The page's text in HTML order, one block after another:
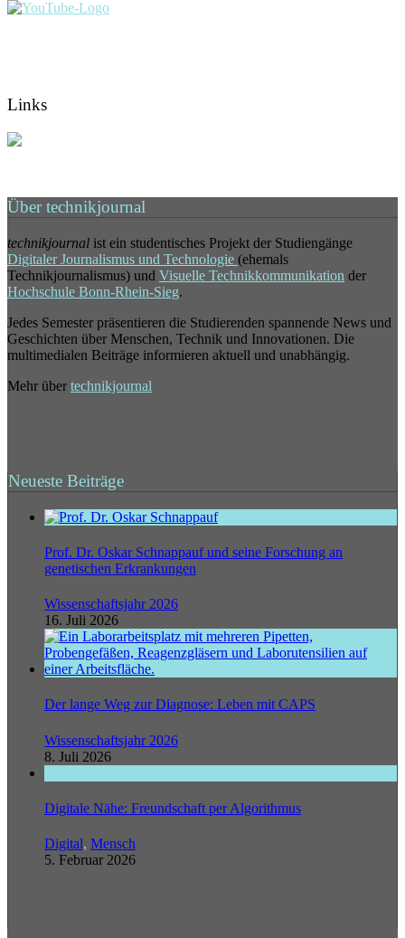
Links
Über technikjournal
technikjournal ist ein studentisches Projekt der Studiengänge
Digitaler Journalismus und Technologie (ehemals
Technikjournalismus) und Visuelle Technikkommunikation der
Hochschule Bonn-Rhein-Sieg.
Jedes Semester präsentieren die Studierenden spannende News und
Geschichten über Menschen, Technik und Innovationen. Die
multimedialen Beiträge informieren aktuell und unabhängig.
Mehr über technikjournal
Neueste Beiträge
Prof. Dr. Oskar Schnappauf und seine Forschung an
genetischen Erkrankungen
Wissenschaftsjahr 2026
16. Juli 2026
Der lange Weg zur Diagnose: Leben mit CAPS
Wissenschaftsjahr 2026
8. Juli 2026
Digitale Nähe: Freundschaft per Algorithmus
Digital, Mensch
5. Februar 2026